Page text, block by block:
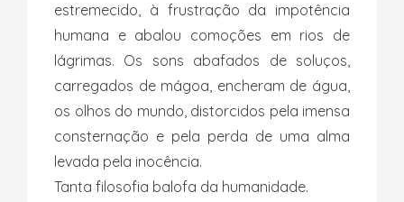
estremecido, à frustração da impotência
humana e abalou comoções em rios de
lágrimas. Os sons abafados de soluços,
carregados de mágoa, encheram de água,
os olhos do mundo, distorcidos pela imensa
consternação e pela perda de uma alma
levada pela inocência.
Tanta filosofia balofa da humanidade.